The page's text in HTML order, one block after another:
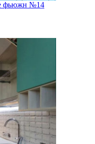
фьюжн №14